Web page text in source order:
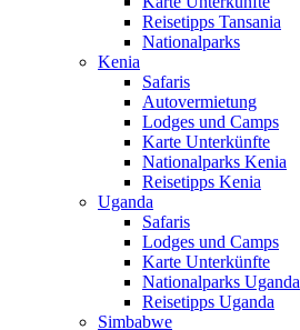
Reisetipps Tansania
Nationalparks
Kenia
Safaris
Autovermietung
Lodges und Camps
Karte Unterkünfte
Nationalparks Kenia
Reisetipps Kenia
Uganda
Safaris
Lodges und Camps
Karte Unterkünfte
Nationalparks Uganda
Reisetipps Uganda
Simbabwe